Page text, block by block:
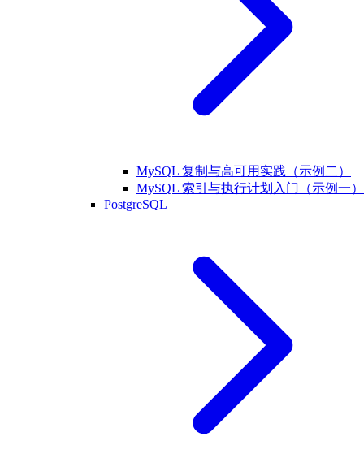
MySQL 复制与高可用实践（示例二）
MySQL 索引与执行计划入门（示例一）
PostgreSQL